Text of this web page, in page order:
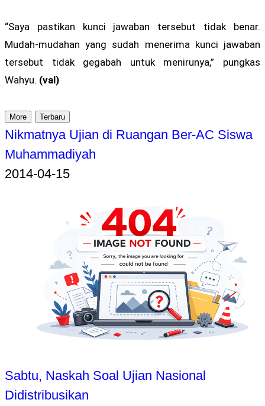
“Saya pastikan kunci jawaban tersebut tidak benar.
Mudah-mudahan yang sudah menerima kunci jawaban
tersebut tidak gegabah untuk menirunya,” pungkas
Wahyu. (val)
More Terbaru
Nikmatnya Ujian di Ruangan Ber-AC Siswa
Muhammadiyah
2014-04-15
Sabtu, Naskah Soal Ujian Nasional
Didistribusikan